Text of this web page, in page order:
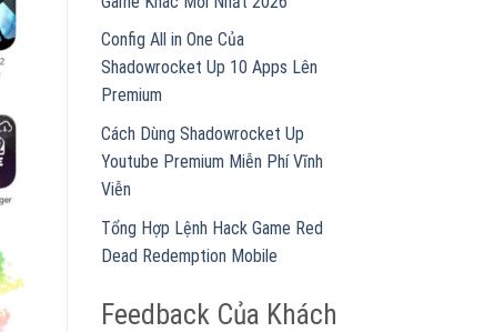
Config All in One Của
Shadowrocket Up 10 Apps Lên
Premium
Cách Dùng Shadowrocket Up
Youtube Premium Miễn Phí Vĩnh
Viễn
Tổng Hợp Lệnh Hack Game Red
Dead Redemption Mobile
Feedback Của Khách